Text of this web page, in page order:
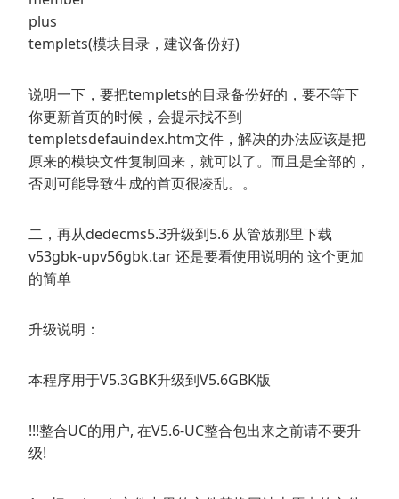
plus
templets(模块目录，建议备份好)
说明一下，要把templets的目录备份好的，要不等下
你更新首页的时候，会提示找不到
templetsdefauindex.htm文件，解决的办法应该是把
原来的模块文件复制回来，就可以了。而且是全部的，
否则可能导致生成的首页很凌乱。。
二，再从dedecms5.3升级到5.6 从管放那里下载
v53gbk-upv56gbk.tar 还是要看使用说明的 这个更加
的简单
升级说明：
本程序用于V5.3GBK升级到V5.6GBK版
!!!整合UC的用户, 在V5.6-UC整合包出来之前请不要升
级!